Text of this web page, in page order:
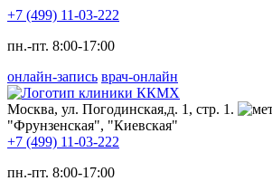
+7 (499) 11-03-222
пн.-пт. 8:00-17:00
онлайн-запись врач-онлайн
Москва, ул. Погодинская,д. 1, стр. 1.
"Фрунзенская", "Киевская"
+7 (499) 11-03-222
пн.-пт. 8:00-17:00